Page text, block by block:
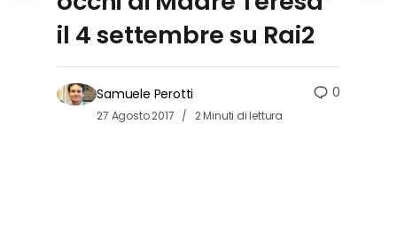
il 4 settembre su Rai2
Samuele Perotti
27 Agosto 2017 2 Minuti di lettura
0